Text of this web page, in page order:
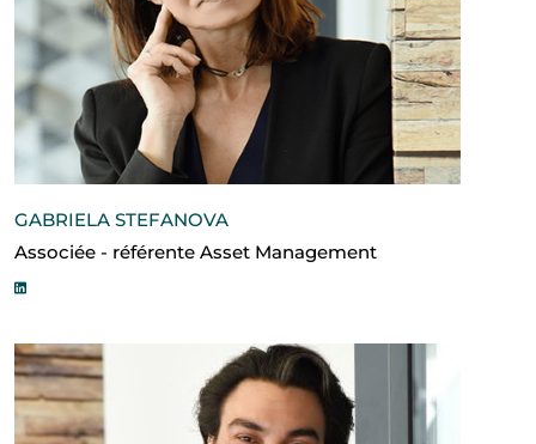
GABRIELA STEFANOVA
Associée - référente Asset Management